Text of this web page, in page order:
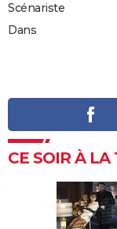
Scénariste
Dans
CE SOIR À LA